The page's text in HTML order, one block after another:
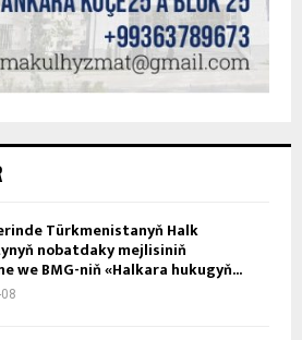
Türkmenistanyň Halk
nobatdaky mejlisiniň
we BMG-niň «Halkara hukugyň...